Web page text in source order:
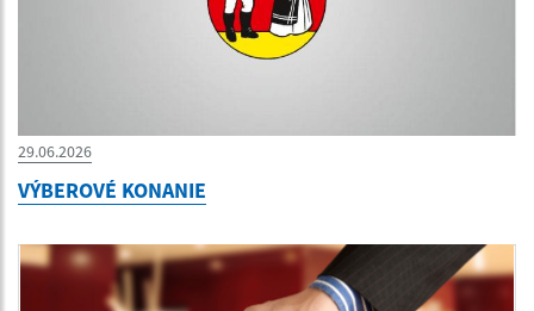
29.06.2026
VÝBEROVÉ KONANIE